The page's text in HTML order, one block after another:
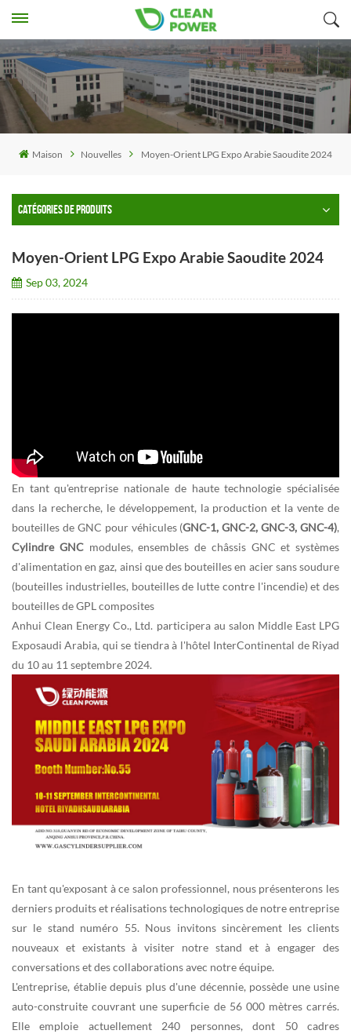
Maison Nouvelles Moyen-Orient LPG Expo Arabie Saoudite 2024
CATÉGORIES DE PRODUITS
Moyen-Orient LPG Expo Arabie Saoudite 2024
Sep 03, 2024
En tant qu'entreprise nationale de haute technologie spécialisée
dans la recherche, le développement, la production et la vente de
bouteilles de GNC pour véhicules (GNC-1, GNC-2, GNC-3, GNC-4),
Cylindre GNC modules, ensembles de châssis GNC et systèmes
d'alimentation en gaz, ainsi que des bouteilles en acier sans soudure
(bouteilles industrielles, bouteilles de lutte contre l'incendie) et des
bouteilles de GPL composites
Anhui Clean Energy Co., Ltd. participera au salon Middle East LPG
Exposaudi Arabia, qui se tiendra à l'hôtel InterContinental de Riyad
du 10 au 11 septembre 2024.
En tant qu'exposant à ce salon professionnel, nous présenterons les
derniers produits et réalisations technologiques de notre entreprise
sur le stand numéro 55. Nous invitons sincèrement les clients
nouveaux et existants à visiter notre stand et à engager des
conversations et des collaborations avec notre équipe.
L'entreprise, établie depuis plus d'une décennie, possède une usine
auto-construite couvrant une superficie de 56 000 mètres carrés.
Elle emploie actuellement 240 personnes, dont 50 cadres